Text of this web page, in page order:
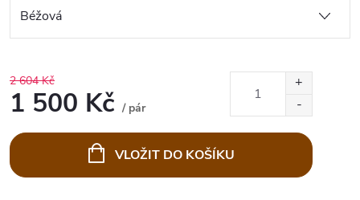
2 604 Kč
1 500 Kč / pár
cena:
VLOŽIT DO KOŠÍKU